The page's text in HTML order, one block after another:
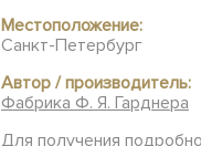
Местоположение:
Санкт-Петербург
Автор / производитель:
Фабрика Ф. Я. Гарднера
Для получения